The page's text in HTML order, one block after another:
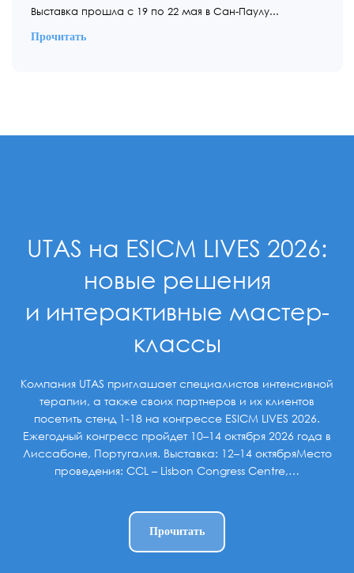
Выставка прошла с 19 по 22 мая в Сан-Паулу...
Прочитать
UTAS на ESICM LIVES 2026:
новые решения
и интерактивные мастер-
классы
Компания UTAS приглашает специалистов интенсивной
терапии, а также своих партнеров и их клиентов
посетить стенд 1-18 на конгрессе ESICM LIVES 2026.
Ежегодный конгресс пройдет 10–14 октября 2026 года в
Лиссабоне, Португалия. Выставка: 12–14 октябряМесто
проведения: CCL – Lisbon Congress Centre,…
Прочитать